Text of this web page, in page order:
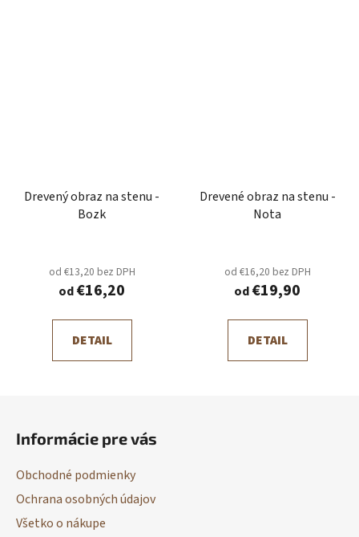
Drevený obraz na stenu -
Bozk
od €13,20 bez DPH
od€16,20
DETAIL
Drevené obraz na stenu -
Nota
od €16,20 bez DPH
od€19,90
DETAIL
Informácie pre vás
Obchodné podmienky
Ochrana osobných údajov
Všetko o nákupe